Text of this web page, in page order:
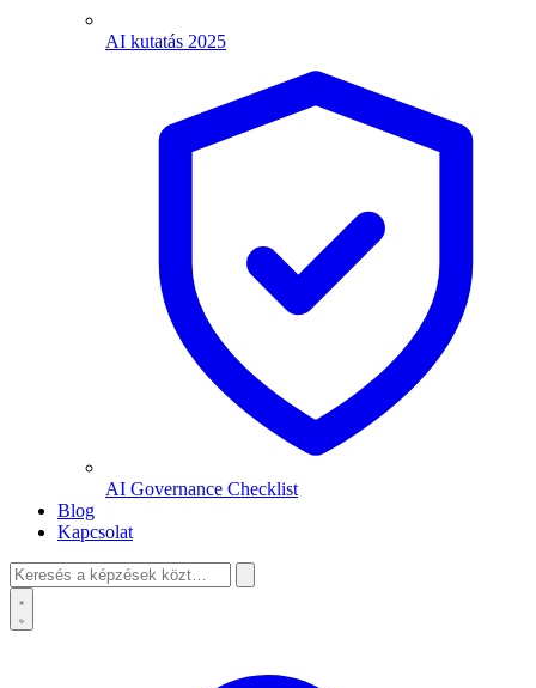
AI kutatás 2025
AI Governance Checklist
Blog
Kapcsolat